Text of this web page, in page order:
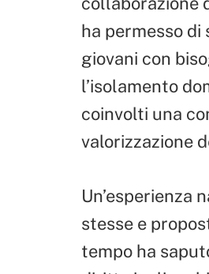
ha permesso
giovani con
l’isolamento
coinvolti una
valorizzazione
Un’esperienza
stesse e
tempo ha